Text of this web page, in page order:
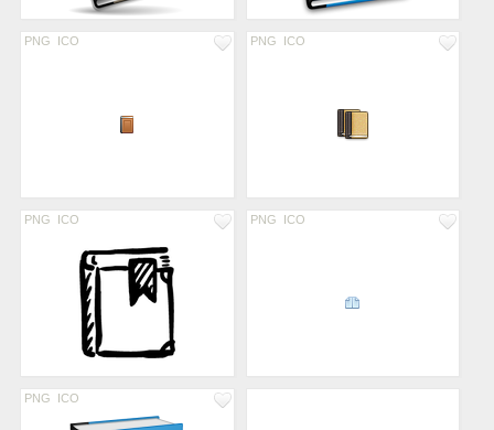
PNG ICO PNG ICO
PNG ICO PNG ICO
PNG ICO